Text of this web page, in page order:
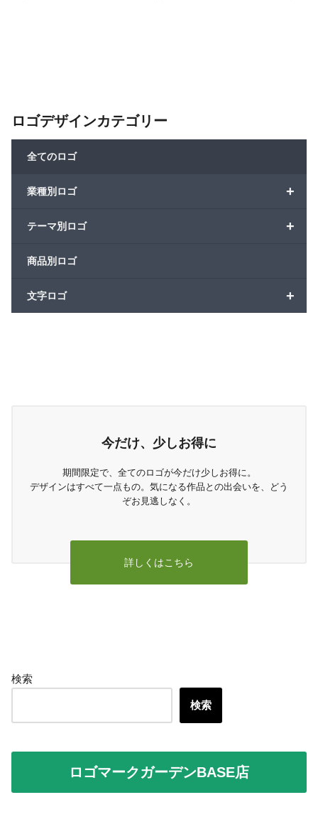
ロゴデザインカテゴリー
全てのロゴ
+
業種別ロゴ
+
テーマ別ロゴ
商品別ロゴ
+
文字ロゴ
今だけ、少しお得に
期間限定で、全てのロゴが今だけ少しお得に。
デザインはすべて一点もの。気になる作品との出会いを、どう
ぞお見逃しなく。
詳しくはこちら
検索
検索
ロゴマークガーデンBASE店